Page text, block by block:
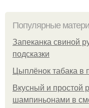
Популярные
Запеканка свиной
подсказки
Цыплёнок табака в
Вкусный и простой
шампиньонами в